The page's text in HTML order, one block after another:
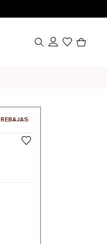
CATEGORÍA:
REBAJAS